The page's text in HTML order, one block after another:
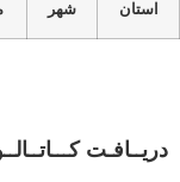
استان شهر
دریــافـت